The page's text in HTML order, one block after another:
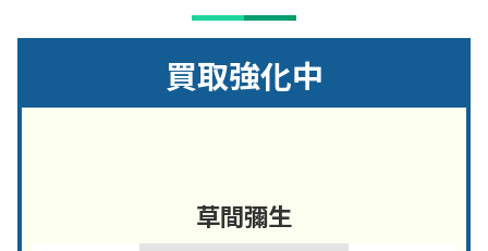
買取強化中
草間彌生